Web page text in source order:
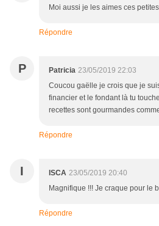
Moi aussi je les aimes ces
Répondre
P Patricia 23/05/2019 22:03
Coucou gaëlle je crois que je
financier et le fondant là tu
recettes sont gourmandes
Répondre
I ISCA 23/05/2019 20:40
Magnifique !!! Je craque pour le
Répondre